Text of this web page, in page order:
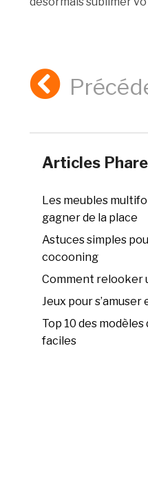
Articles
Les meubles
gagner de la place
Astuces simples
cocooning
Comment relooker
Jeux pour
Top 10 des
faciles